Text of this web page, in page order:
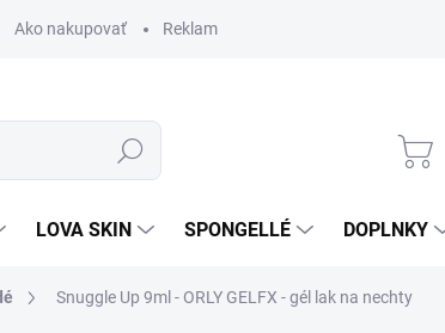
Ako nakupovať Reklamačný poriadok
Hľadať
LOVA SKIN SPONGELLÉ DOPLNKY
Snuggle Up 9ml - ORLY GELFX - gél lak na nechty